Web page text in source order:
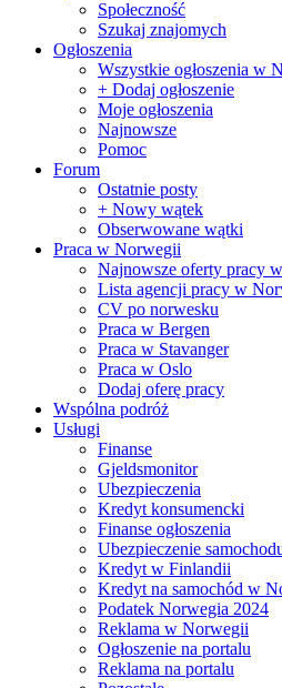
Społeczność
Szukaj znajomych
Ogłoszenia
Wszystkie ogłoszenia w
+ Dodaj ogłoszenie
Moje ogłoszenia
Najnowsze
Pomoc
Forum
Ostatnie posty
+ Nowy wątek
Obserwowane wątki
Praca w Norwegii
Najnowsze oferty pracy
Lista agencji pracy w
CV po norwesku
Praca w Bergen
Praca w Stavanger
Praca w Oslo
Dodaj oferę pracy
Wspólna podróż
Usługi
Finanse
Gjeldsmonitor
Ubezpieczenia
Kredyt konsumencki
Finanse ogłoszenia
Ubezpieczenie
Kredyt w Finlandii
Kredyt na samochód w
Podatek Norwegia 2024
Reklama w Norwegii
Ogłoszenie na portalu
Reklama na portalu